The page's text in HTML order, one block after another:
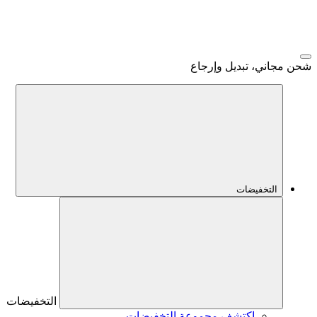
شحن مجاني، تبديل وإرجاع
التخفيضات
التخفيضات